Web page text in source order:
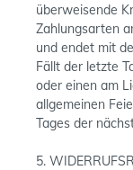
überweisende
Zahlungsarten
und endet mit
Fällt der letzte
oder einen am
allgemeinen
Tages der
5.